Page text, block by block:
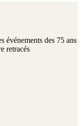
événements des 75 ans
retracés